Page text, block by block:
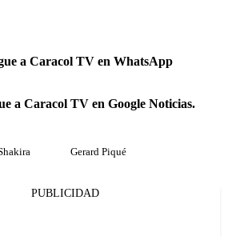
a Caracol TV en WhatsApp
a Caracol TV en Google Noticias.
Gerard Piqué
PUBLICIDAD